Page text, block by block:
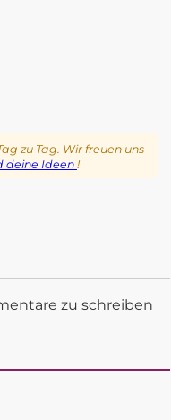
zu Tag. Wir freuen uns
deine Ideen!
zu schreiben